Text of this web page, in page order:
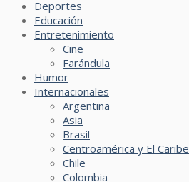
Deportes
Educación
Entretenimiento
Cine
Farándula
Humor
Internacionales
Argentina
Asia
Brasil
Centroamérica y El Caribe
Chile
Colombia